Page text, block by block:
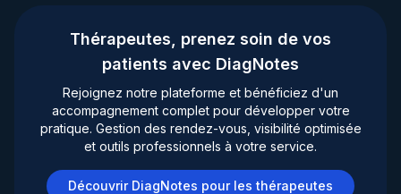
Thérapeutes, prenez soin de vos
patients avec DiagNotes
Rejoignez notre plateforme et bénéficiez d'un
accompagnement complet pour développer votre
pratique. Gestion des rendez-vous, visibilité optimisée
et outils professionnels à votre service.
Découvrir DiagNotes pour les thérapeutes